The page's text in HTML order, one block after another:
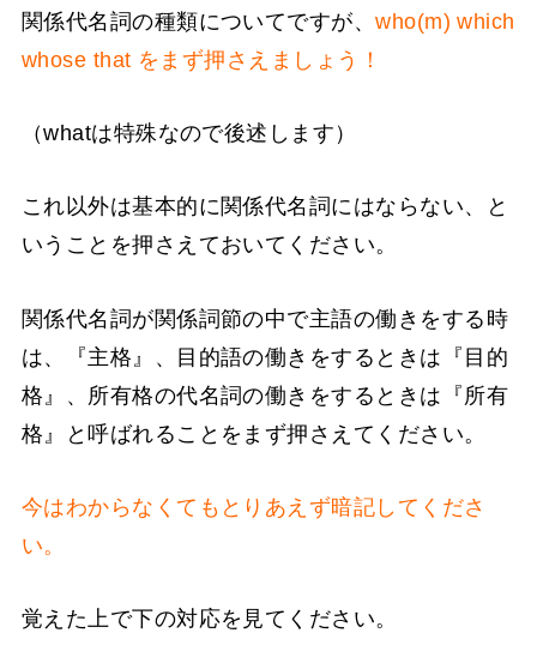
関係代名詞の種類についてですが、who(m) which
whose that をまず押さえましょう！
（whatは特殊なので後述します）
これ以外は基本的に関係代名詞にはならない、と
いうことを押さえておいてください。
関係代名詞が関係詞節の中で主語の働きをする時
は、『主格』、目的語の働きをするときは『目的
格』、所有格の代名詞の働きをするときは『所有
格』と呼ばれることをまず押さえてください。
今はわからなくてもとりあえず暗記してくださ
い。
覚えた上で下の対応を見てください。